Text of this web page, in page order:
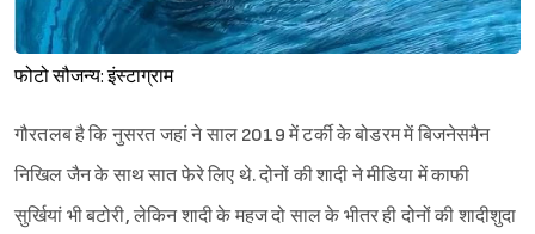
फोटो सौजन्य: इंस्टाग्राम
गौरतलब है कि नुसरत जहां ने साल 2019 में टर्की के बोडरम में बिजनेसमैन
निखिल जैन के साथ सात फेरे लिए थे. दोनों की शादी ने मीडिया में काफी
सुर्खियां भी बटोरी, लेकिन शादी के महज दो साल के भीतर ही दोनों की शादीशुदा